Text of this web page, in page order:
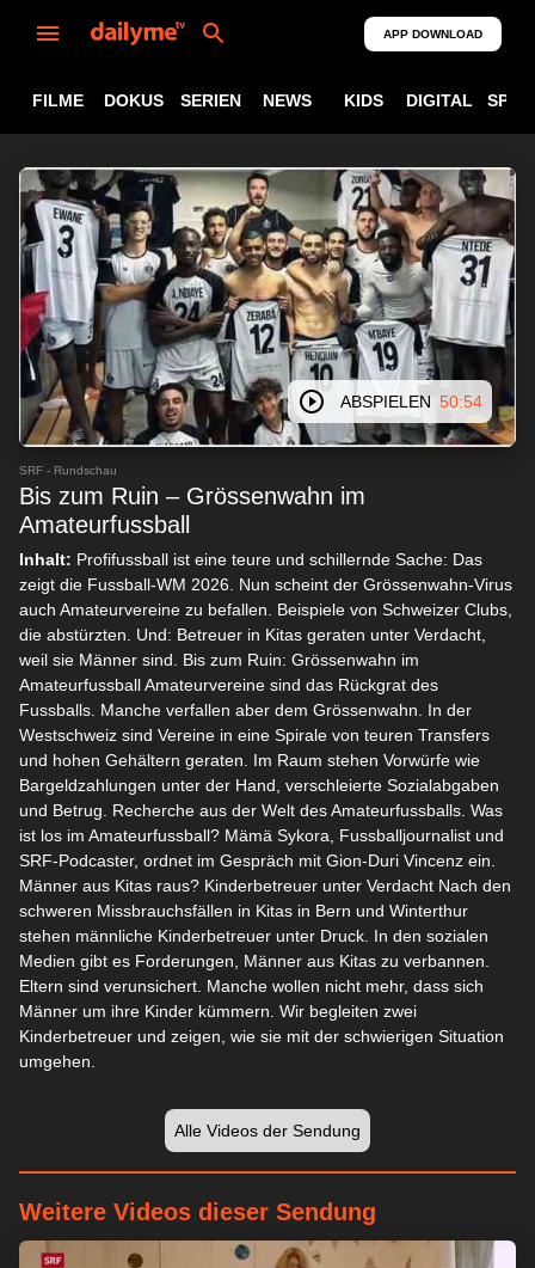
APP DOWNLOAD
FILME DOKUS SERIEN NEWS KIDS DIGITAL
ABSPIELEN 50:54
SRF - Rundschau
Bis zum Ruin – Grössenwahn im
Amateurfussball
Inhalt: Profifussball ist eine teure und schillernde Sache: Das
zeigt die Fussball-WM 2026. Nun scheint der Grössenwahn-Virus
auch Amateurvereine zu befallen. Beispiele von Schweizer Clubs,
die abstürzten. Und: Betreuer in Kitas geraten unter Verdacht,
weil sie Männer sind. Bis zum Ruin: Grössenwahn im
Amateurfussball Amateurvereine sind das Rückgrat des
Fussballs. Manche verfallen aber dem Grössenwahn. In der
Westschweiz sind Vereine in eine Spirale von teuren Transfers
und hohen Gehältern geraten. Im Raum stehen Vorwürfe wie
Bargeldzahlungen unter der Hand, verschleierte Sozialabgaben
und Betrug. Recherche aus der Welt des Amateurfussballs. Was
ist los im Amateurfussball? Mämä Sykora, Fussballjournalist und
SRF-Podcaster, ordnet im Gespräch mit Gion-Duri Vincenz ein.
Männer aus Kitas raus? Kinderbetreuer unter Verdacht Nach den
schweren Missbrauchsfällen in Kitas in Bern und Winterthur
stehen männliche Kinderbetreuer unter Druck. In den sozialen
Medien gibt es Forderungen, Männer aus Kitas zu verbannen.
Eltern sind verunsichert. Manche wollen nicht mehr, dass sich
Männer um ihre Kinder kümmern. Wir begleiten zwei
Kinderbetreuer und zeigen, wie sie mit der schwierigen Situation
umgehen.
Alle Videos der Sendung
Weitere Videos dieser Sendung